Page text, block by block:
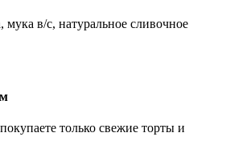
в/с, натуральное сливочное
только свежие торты и